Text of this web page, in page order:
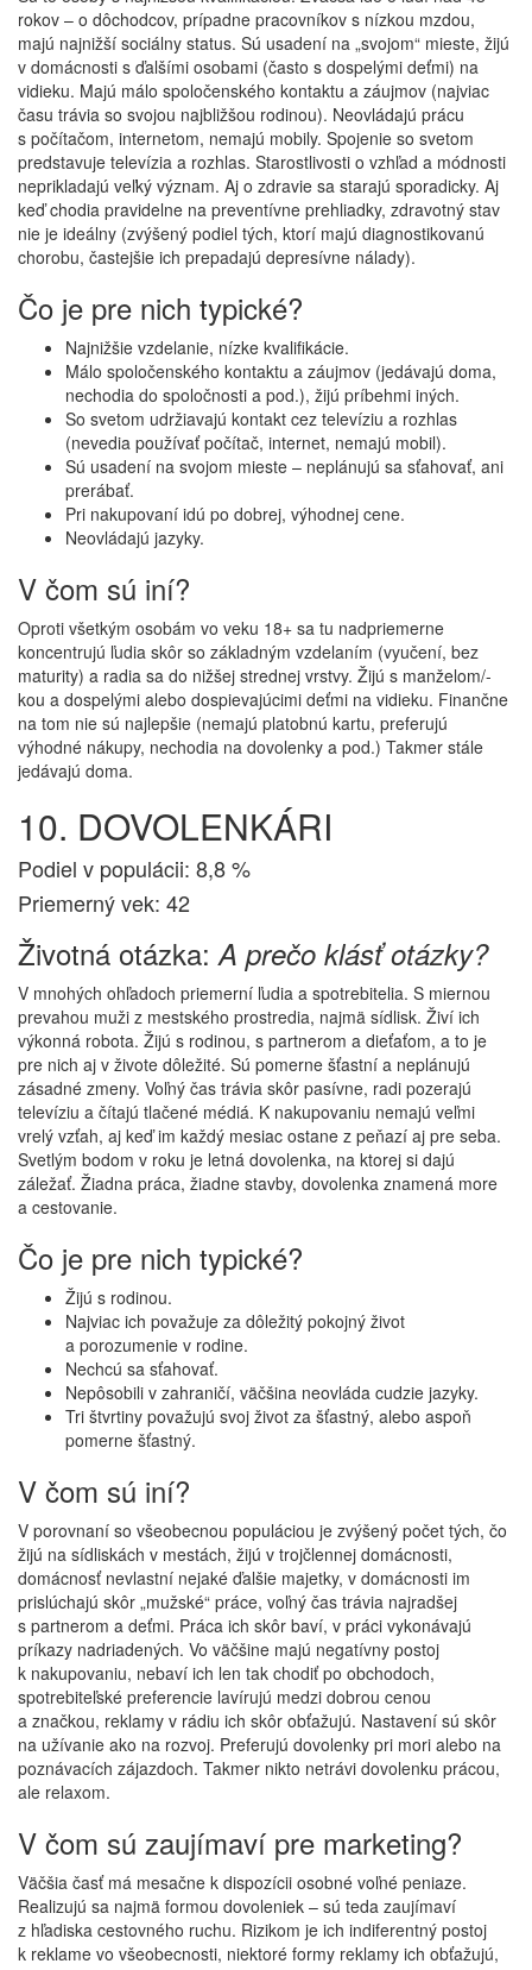
rokov – o dôchodcov, prípadne pracovníkov s nízkou mzdou,
majú najnižší sociálny status. Sú usadení na „svojom“ mieste, žijú
v domácnosti s ďalšími osobami (často s dospelými deťmi) na
vidieku. Majú málo spoločenského kontaktu a záujmov (najviac
času trávia so svojou najbližšou rodinou). Neovládajú prácu
s počítačom, internetom, nemajú mobily. Spojenie so svetom
predstavuje televízia a rozhlas. Starostlivosti o vzhľad a módnosti
neprikladajú veľký význam. Aj o zdravie sa starajú sporadicky. Aj
keď chodia pravidelne na preventívne prehliadky, zdravotný stav
nie je ideálny (zvýšený podiel tých, ktorí majú diagnostikovanú
chorobu, častejšie ich prepadajú depresívne nálady).
Čo je pre nich typické?
Najnižšie vzdelanie, nízke kvalifikácie.
Málo spoločenského kontaktu a záujmov (jedávajú doma,
nechodia do spoločnosti a pod.), žijú príbehmi iných.
So svetom udržiavajú kontakt cez televíziu a rozhlas
(nevedia používať počítač, internet, nemajú mobil).
Sú usadení na svojom mieste – neplánujú sa sťahovať, ani
prerábať.
Pri nakupovaní idú po dobrej, výhodnej cene.
Neovládajú jazyky.
V čom sú iní?
Oproti všetkým osobám vo veku 18+ sa tu nadpriemerne
koncentrujú ľudia skôr so základným vzdelaním (vyučení, bez
maturity) a radia sa do nižšej strednej vrstvy. Žijú s manželom/-
kou a dospelými alebo dospievajúcimi deťmi na vidieku. Finančne
na tom nie sú najlepšie (nemajú platobnú kartu, preferujú
výhodné nákupy, nechodia na dovolenky a pod.) Takmer stále
jedávajú doma.
10. DOVOLENKÁRI
Podiel v populácii: 8,8 %
Priemerný vek: 42
Životná otázka:A prečo klásť otázky?
V mnohých ohľadoch priemerní ľudia a spotrebitelia. S miernou
prevahou muži z mestského prostredia, najmä sídlisk. Živí ich
výkonná robota. Žijú s rodinou, s partnerom a dieťaťom, a to je
pre nich aj v živote dôležité. Sú pomerne šťastní a neplánujú
zásadné zmeny. Voľný čas trávia skôr pasívne, radi pozerajú
televíziu a čítajú tlačené médiá. K nakupovaniu nemajú veľmi
vrelý vzťah, aj keď im každý mesiac ostane z peňazí aj pre seba.
Svetlým bodom v roku je letná dovolenka, na ktorej si dajú
záležať. Žiadna práca, žiadne stavby, dovolenka znamená more
a cestovanie.
Čo je pre nich typické?
Žijú s rodinou.
Najviac ich považuje za dôležitý pokojný život
a porozumenie v rodine.
Nechcú sa sťahovať.
Nepôsobili v zahraničí, väčšina neovláda cudzie jazyky.
Tri štvrtiny považujú svoj život za šťastný, alebo aspoň
pomerne šťastný.
V čom sú iní?
V porovnaní so všeobecnou populáciou je zvýšený počet tých, čo
žijú na sídliskách v mestách, žijú v trojčlennej domácnosti,
domácnosť nevlastní nejaké ďalšie majetky, v domácnosti im
prislúchajú skôr „mužské“ práce, voľný čas trávia najradšej
s partnerom a deťmi. Práca ich skôr baví, v práci vykonávajú
príkazy nadriadených. Vo väčšine majú negatívny postoj
k nakupovaniu, nebaví ich len tak chodiť po obchodoch,
spotrebiteľské preferencie lavírujú medzi dobrou cenou
a značkou, reklamy v rádiu ich skôr obťažujú. Nastavení sú skôr
na užívanie ako na rozvoj. Preferujú dovolenky pri mori alebo na
poznávacích zájazdoch. Takmer nikto netrávi dovolenku prácou,
ale relaxom.
V čom sú zaujímaví pre marketing?
Väčšia časť má mesačne k dispozícii osobné voľné peniaze.
Realizujú sa najmä formou dovoleniek – sú teda zaujímaví
z hľadiska cestovného ruchu. Rizikom je ich indiferentný postoj
k reklame vo všeobecnosti, niektoré formy reklamy ich obťažujú,